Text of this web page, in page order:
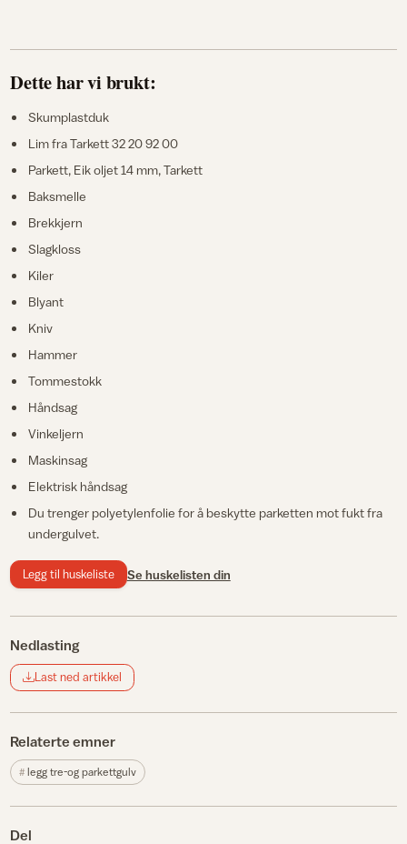
Dette har vi brukt:
Skumplastduk
Lim fra Tarkett 32 20 92 00
Parkett, Eik oljet 14 mm, Tarkett
Baksmelle
Brekkjern
Slagkloss
Kiler
Blyant
Kniv
Hammer
Tommestokk
Håndsag
Vinkeljern
Maskinsag
Elektrisk håndsag
Du trenger polyetylenfolie for å beskytte parketten mot fukt fra
undergulvet.
Legg til huskeliste Se huskelisten din
Nedlasting
Last ned artikkel
Relaterte emner
legg tre-og parkettgulv
Del